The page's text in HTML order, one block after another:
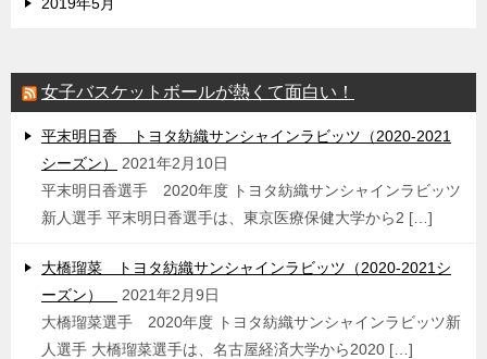
女子バスケットボールが熱くて面白い！
平末明日香 トヨタ紡織サンシャインラビッツ（2020-2021
シーズン）
2021年2月10日
平末明日香選手 2020年度 トヨタ紡織サンシャインラビッツ
新人選手 平末明日香選手は、東京医療保健大学から2 […]
大橋瑠菜 トヨタ紡織サンシャインラビッツ（2020-2021シ
ーズン）
2021年2月9日
大橋瑠菜選手 2020年度 トヨタ紡織サンシャインラビッツ新
人選手 大橋瑠菜選手は、名古屋経済大学から2020 […]